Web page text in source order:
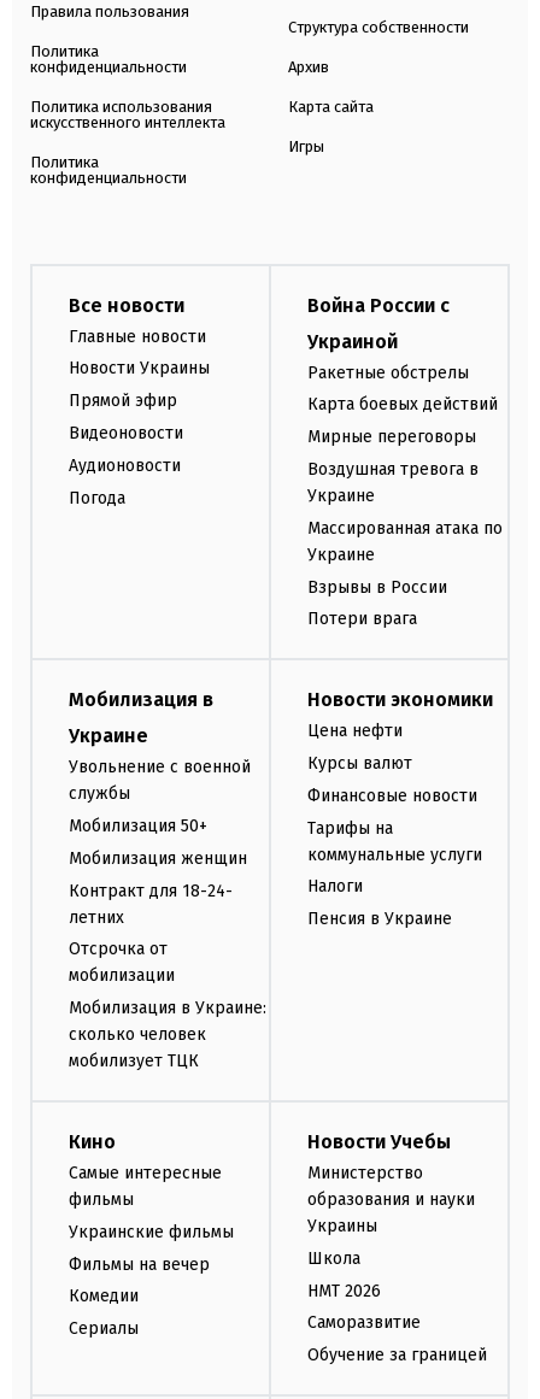
Правила пользования
Политика
конфиденциальности
Политика использования
искусственного интеллекта
Политика
конфиденциальности
Структура собственности
Архив
Карта сайта
Игры
Все новости
Главные новости
Новости Украины
Прямой эфир
Видеоновости
Аудионовости
Погода
Война России с
Украиной
Ракетные обстрелы
Карта боевых действий
Мирные переговоры
Воздушная тревога в
Украине
Массированная атака по
Украине
Взрывы в России
Потери врага
Мобилизация в
Украине
Увольнение с военной
службы
Мобилизация 50+
Мобилизация женщин
Контракт для 18-24-
летних
Отсрочка от
мобилизации
Мобилизация в Украине:
сколько человек
мобилизует ТЦК
Новости экономики
Цена нефти
Курсы валют
Финансовые новости
Тарифы на
коммунальные услуги
Налоги
Пенсия в Украине
Кино
Самые интересные
фильмы
Украинские фильмы
Фильмы на вечер
Комедии
Сериалы
Новости Учебы
Министерство
образования и науки
Украины
Школа
НМТ 2026
Саморазвитие
Обучение за границей